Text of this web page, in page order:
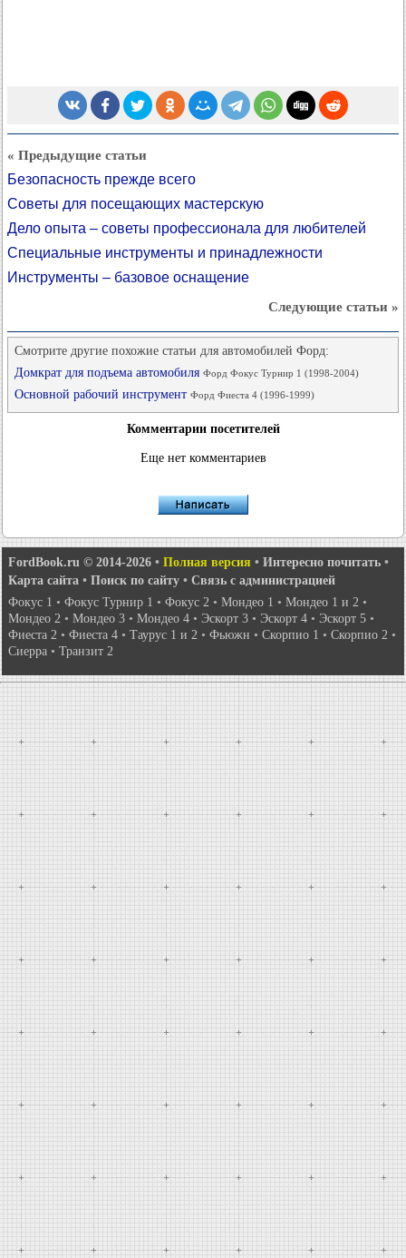
« Предыдущие статьи
Безопасность прежде всего
Советы для посещающих мастерскую
Дело опыта – советы профессионала для любителей
Специальные инструменты и принадлежности
Инструменты – базовое оснащение
Следующие статьи »
Смотрите другие похожие статьи для автомобилей Форд:
Домкрат для подъема автомобиля Форд Фокус Турнир 1 (1998-2004)
Основной рабочий инструмент Форд Фиеста 4 (1996-1999)
Комментарии посетителей
Еще нет комментариев
FordBook.ru © 2014-2026 • Полная версия • Интересно почитать •
Карта сайта • Поиск по сайту • Связь с администрацией
Фокус 1 • Фокус Турнир 1 • Фокус 2 • Мондео 1 • Мондео 1 и 2 •
Мондео 2 • Мондео 3 • Мондео 4 • Эскорт 3 • Эскорт 4 • Эскорт 5 •
Фиеста 2 • Фиеста 4 • Таурус 1 и 2 • Фьюжн • Скорпио 1 • Скорпио 2 •
Сиерра • Транзит 2